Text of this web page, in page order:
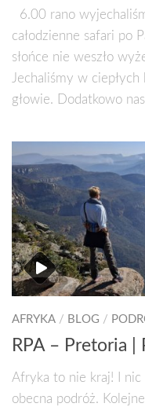
6.00 rano
całodzienne safari po
słońce nie weszło
Jechaliśmy w
głowie. Dodatkowo
AFRYKA / BLOG /
RPA – Pretoria |
Afryka to nie kraj! I
obecna podróż.